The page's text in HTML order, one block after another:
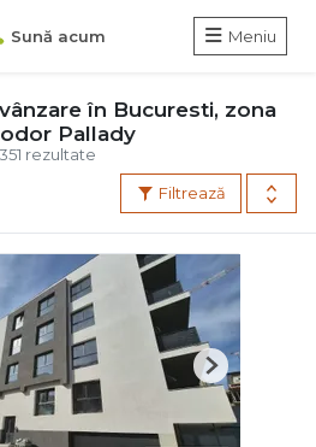
Sună acum Meniu
351 rezultate
în Bucuresti, zona
Pallady
Filtrează
Next